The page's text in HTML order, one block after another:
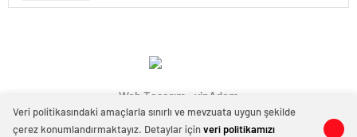
0
Web Tasarım : vipAdam
Veri politikasındaki amaçlarla sınırlı ve mevzuata uygun şekilde
çerez konumlandırmaktayız. Detaylar içinveri politikamızı